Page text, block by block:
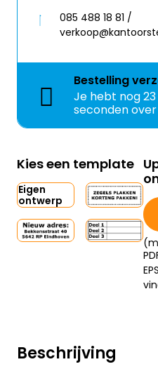
Beschrijving
085 488 18 81 /
Bestelling
Je hebt nog
seconden over
Kies een template
Eigen
ontwerp